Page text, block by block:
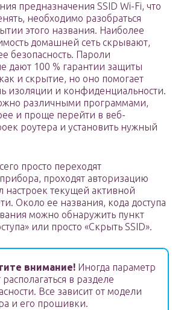
предназначения SSID Wi-Fi, что
необходимо разобраться
этого названия. Наиболее
домашней сеть скрывают,
безопасность. Пароли
дают 100 % гарантии защиты
и скрытие, но оно помогает
изоляции и конфиденциальности.
различными программами,
и проще перейти в веб-
роутера и установить нужный
просто переходят
проходят авторизацию
настроек текущей активной
Около ее названия, кода доступа
можно обнаружить пункт
или просто «Скрыть SSID».
внимание! Иногда параметр
в разделе
Все зависит от модели
и его прошивки.